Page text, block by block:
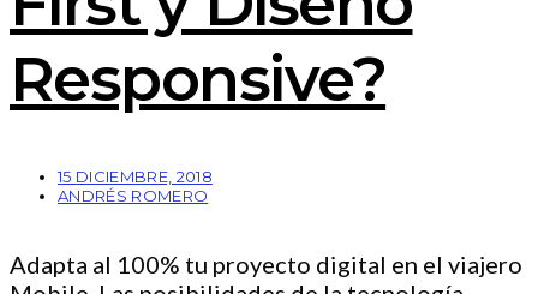
Responsive?
15 DICIEMBRE, 2018
ANDRÉS ROMERO
Adapta al 100% tu proyecto digital en el viajero